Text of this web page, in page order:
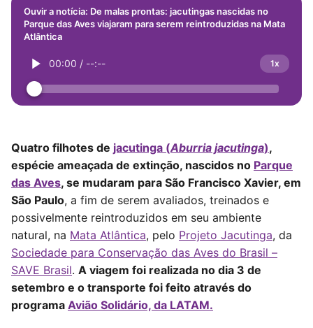
Ouvir a notícia: De malas prontas: jacutingas nascidas no
Parque das Aves viajaram para serem reintroduzidas na Mata
Atlântica
00:00 / --:-- 1x
Quatro filhotes de jacutinga (Aburria jacutinga),
espécie ameaçada de extinção, nascidos no Parque
das Aves, se mudaram para São Francisco Xavier, em
São Paulo, a fim de serem avaliados, treinados e
possivelmente reintroduzidos em seu ambiente
natural, na Mata Atlântica, pelo Projeto Jacutinga, da
Sociedade para Conservação das Aves do Brasil –
SAVE Brasil. A viagem foi realizada no dia 3 de
setembro e o transporte foi feito através do
programa Avião Solidário, da LATAM.